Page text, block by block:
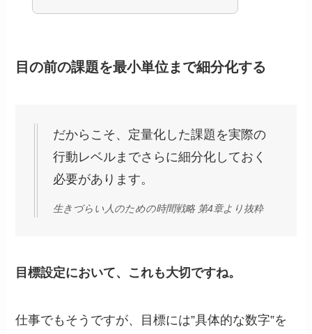
目の前の課題を最小単位まで細分化する
だからこそ、定量化した課題を実際の
行動レベルまでさらに細分化しておく
必要があります。
生きづらい人のための時間戦略 第4章より抜粋
目標設定において、これも大切ですね。
仕事でもそうですが、目標には”具体的な数字”を